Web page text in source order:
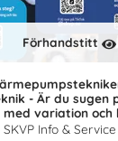
Förhandstitt
- Är du sugen
med variation och
SKVP Info &